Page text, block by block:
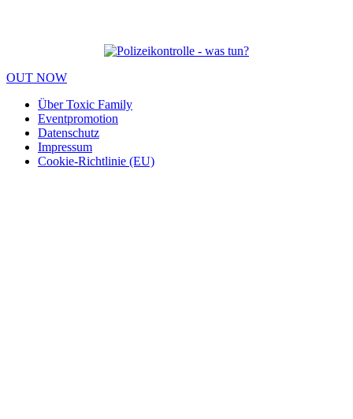
OUT NOW
Über Toxic Family
Eventpromotion
Datenschutz
Impressum
Cookie-Richtlinie (EU)